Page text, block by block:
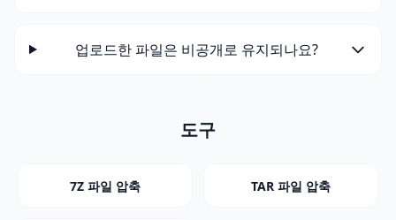
업로드한 파일은 비공개로 유지되나요?
도구
7Z 파일 압축 TAR 파일 압축